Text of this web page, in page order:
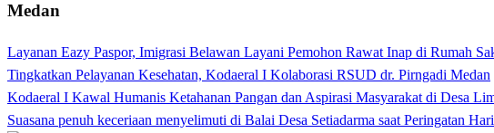
Medan
Layanan Eazy Paspor, Imigrasi Belawan Layani Pemohon Rawat Inap di Rumah
Tingkatkan Pelayanan Kesehatan, Kodaeral I Kolaborasi RSUD dr. Pirngadi Medan‎
Kodaeral I Kawal Humanis Ketahanan Pangan dan Aspirasi Masyarakat di Desa
Suasana penuh keceriaan menyelimuti di Balai Desa Setiadarma saat Peringatan